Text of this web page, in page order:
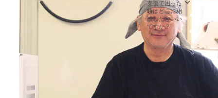
ださい
い。
ディン
グでし
か食べ
られな
いスペ
シャル
な限定
支援で困った
時はどこに相
談したらいい
ですか？
ヘルプページを
見る